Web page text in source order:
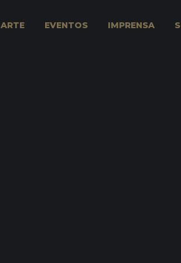
ARTE EVENTOS IMPRENSA